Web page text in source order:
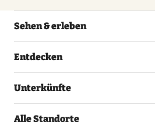
Sehen & erleben
Entdecken
Unterkünfte
Alle Standorte